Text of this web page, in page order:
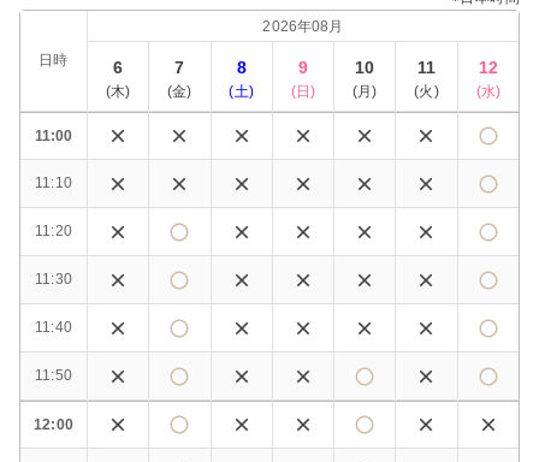
日時
2026年08月
6
(木)
7
(金)
8
(土)
9
(日 )
10
(月)
11
(火 )
12
(水)
11:00
11:10
11:20
11:30
11:40
11:50
12:00